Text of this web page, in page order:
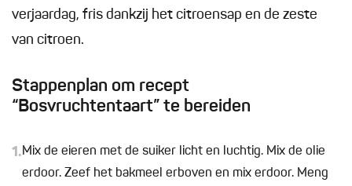
verjaardag, fris dankzij het citroensap en de zeste
van citroen.
Stappenplan om recept
“Bosvruchtentaart” te bereiden
1.Mix de eieren met de suiker licht en luchtig. Mix de olie
erdoor. Zeef het bakmeel erboven en mix erdoor. Meng